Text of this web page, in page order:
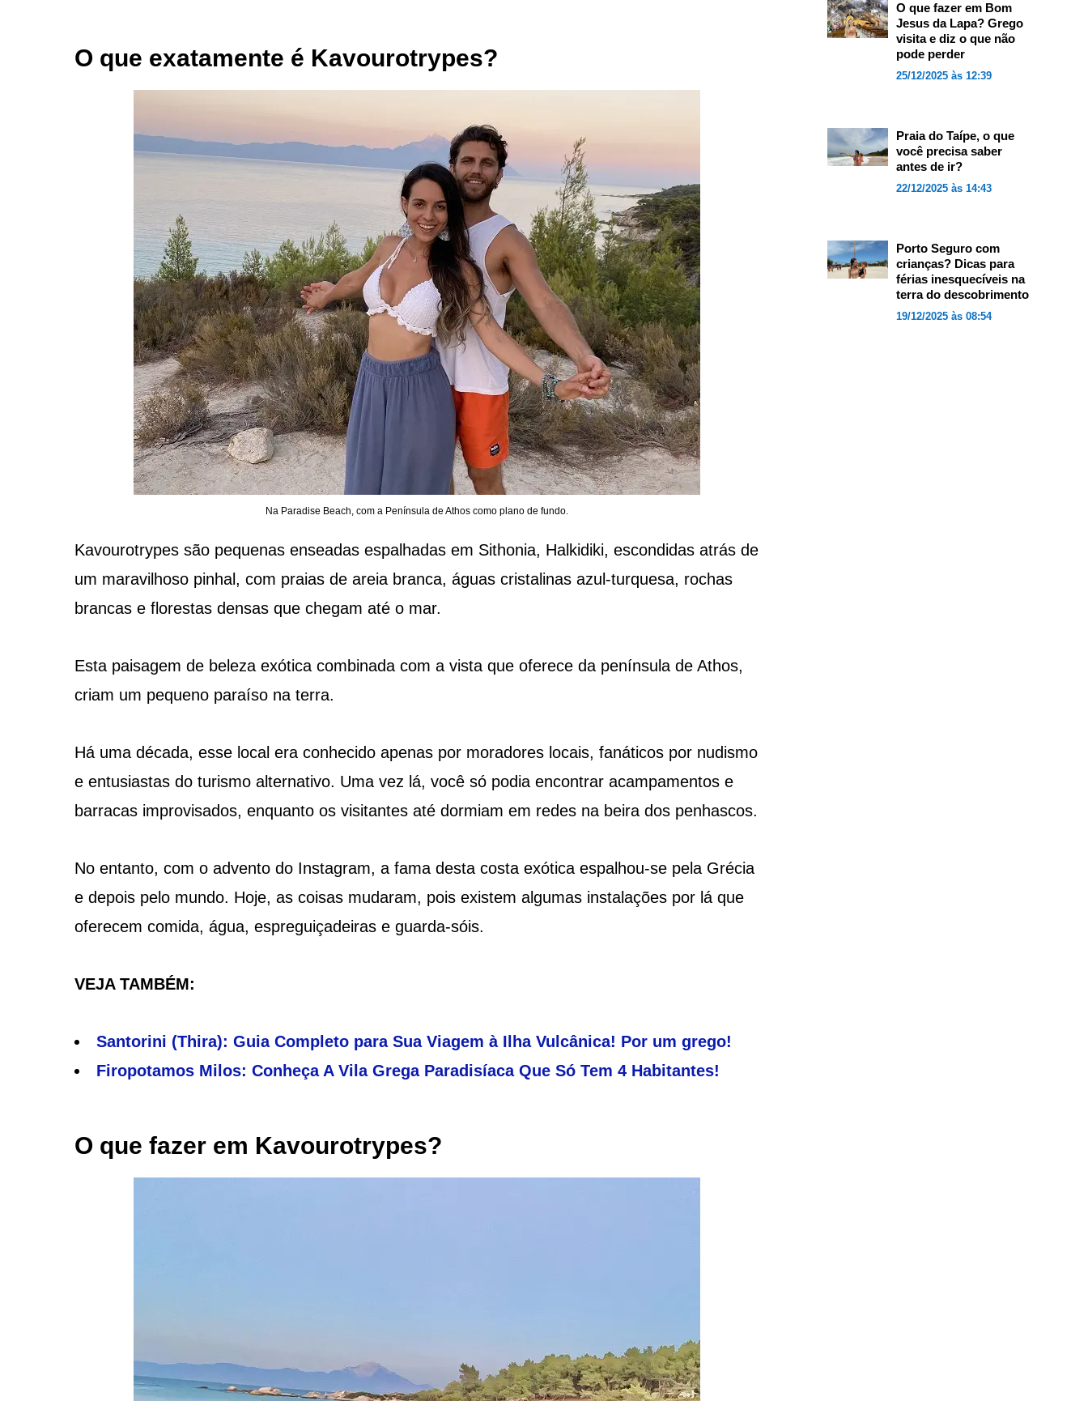
O que exatamente é Kavourotrypes?
Na Paradise Beach, com a Península de Athos como plano de fundo.
Kavourotrypes são pequenas enseadas espalhadas em Sithonia, Halkidiki, escondidas atrás de
um maravilhoso pinhal, com praias de areia branca, águas cristalinas azul-turquesa, rochas
brancas e florestas densas que chegam até o mar.
Esta paisagem de beleza exótica combinada com a vista que oferece da península de Athos,
criam um pequeno paraíso na terra.
Há uma década, esse local era conhecido apenas por moradores locais, fanáticos por nudismo
e entusiastas do turismo alternativo. Uma vez lá, você só podia encontrar acampamentos e
barracas improvisados, enquanto os visitantes até dormiam em redes na beira dos penhascos.
No entanto, com o advento do Instagram, a fama desta costa exótica espalhou-se pela Grécia
e depois pelo mundo. Hoje, as coisas mudaram, pois existem algumas instalações por lá que
oferecem comida, água, espreguiçadeiras e guarda-sóis.
VEJA TAMBÉM:
Santorini (Thira): Guia Completo para Sua Viagem à Ilha Vulcânica! Por um grego!
Firopotamos Milos: Conheça A Vila Grega Paradisíaca Que Só Tem 4 Habitantes!
O que fazer em Kavourotrypes?
O que fazer em Bom
Jesus da Lapa? Grego
visita e diz o que não
pode perder
25/12/2025 às 12:39
Praia do Taípe, o que
você precisa saber
antes de ir?
22/12/2025 às 14:43
Porto Seguro com
crianças? Dicas para
férias inesquecíveis na
terra do descobrimento
19/12/2025 às 08:54